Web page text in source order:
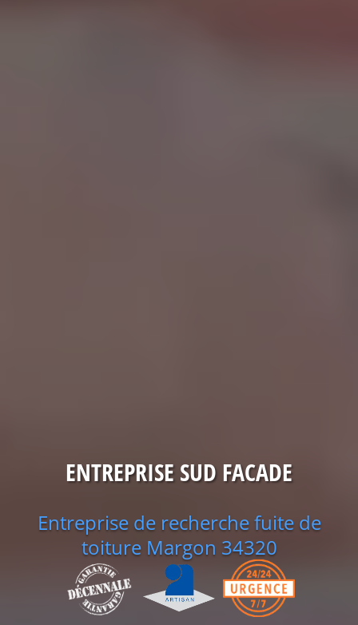
ENTREPRISE SUD FACADE
Entreprise de recherche fuite de
toiture Margon 34320